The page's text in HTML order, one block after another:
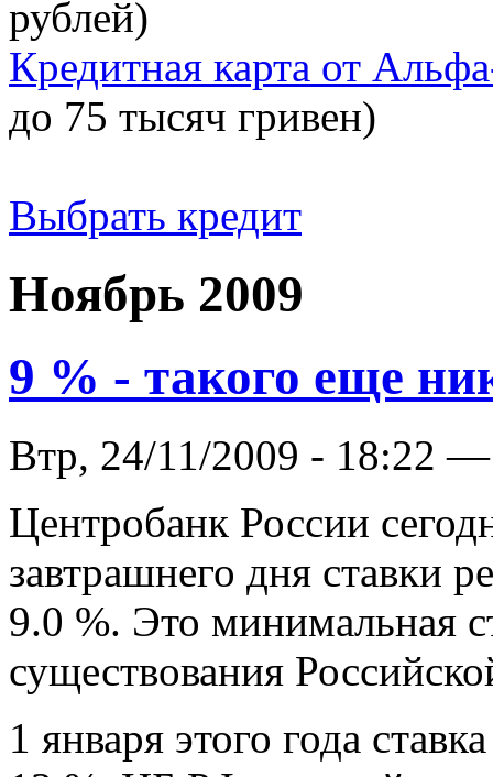
рублей)
Кредитная карта от
до 75 тысяч гривен)
Выбрать кредит
Ноябрь 2009
9 % - такого еще
Втр, 24/11/2009 - 18:22
Центробанк России
завтрашнего дня ставки
9.0 %. Это минимальная
существования
1 января этого года